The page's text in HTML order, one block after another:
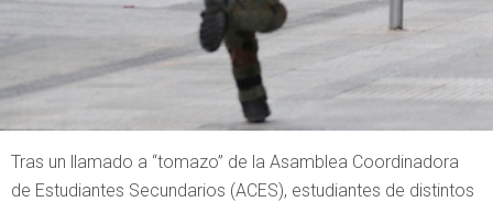
Tras un llamado a “tomazo” de la Asamblea Coordinadora
de Estudiantes Secundarios (ACES), estudiantes de distintos